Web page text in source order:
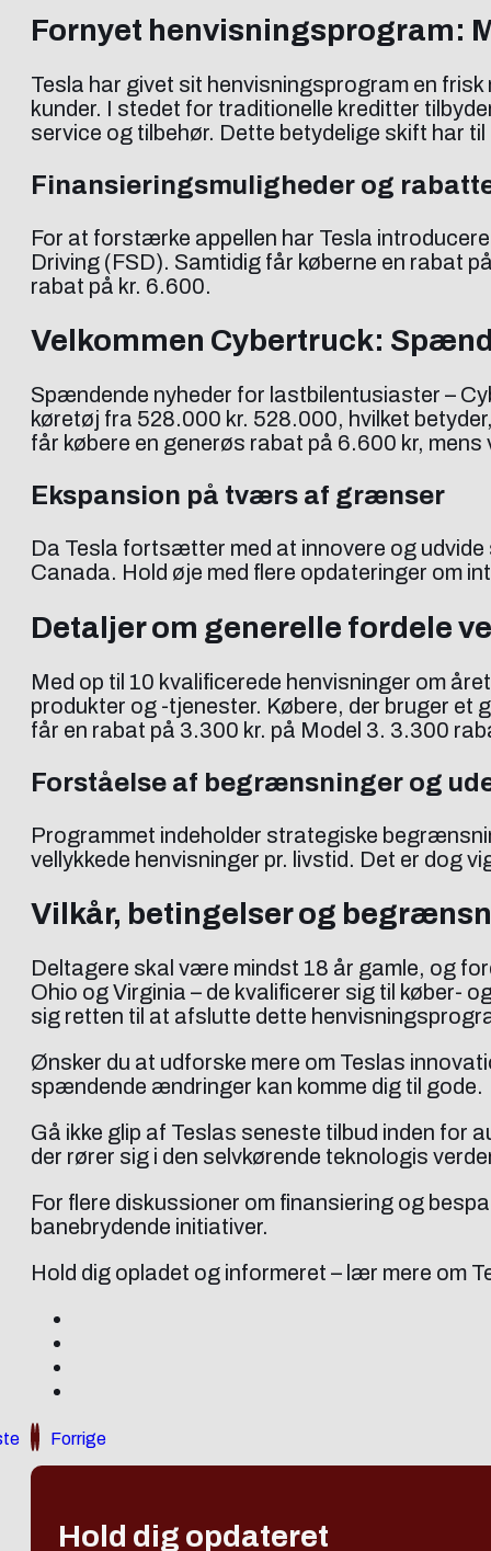
Fornyet henvisningsprogram:
Tesla har givet sit henvisningsprogram en
kunder. I stedet for traditionelle kreditter
service og tilbehør. Dette betydelige skift har
Finansieringsmuligheder og
For at forstærke appellen har Tesla
Driving (FSD). Samtidig får køberne en rabat
rabat på kr. 6.600.
Velkommen Cybertruck:
Spændende nyheder for lastbilentusiaster –
køretøj fra 528.000 kr. 528.000, hvilket
får købere en generøs rabat på 6.600 kr,
Ekspansion på tværs af grænser
Da Tesla fortsætter med at innovere og
Canada. Hold øje med flere opdateringer om
Detaljer om generelle fordele
Med op til 10 kvalificerede henvisninger om
produkter og -tjenester. Købere, der bruger et
får en rabat på 3.300 kr. på Model 3. 3.300
Forståelse af begrænsninger og
Programmet indeholder strategiske
vellykkede henvisninger pr. livstid. Det er dog
Vilkår, betingelser og
Deltagere skal være mindst 18 år gamle, og
Ohio og Virginia – de kvalificerer sig til køber-
sig retten til at afslutte dette
Ønsker du at udforske mere om Teslas
spændende ændringer kan komme dig til gode.
Gå ikke glip af Teslas seneste tilbud inden for
der rører sig i den selvkørende teknologis
For flere diskussioner om finansiering og
banebrydende initiativer.
Hold dig opladet og informeret – lær mere om
Forrige
Hold dig opdateret